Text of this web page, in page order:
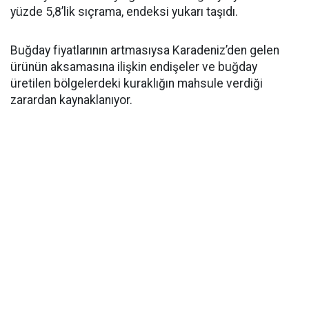
yüzde 5,8’lik sıçrama, endeksi yukarı taşıdı.
Buğday fiyatlarının artmasıysa Karadeniz’den gelen
ürünün aksamasına ilişkin endişeler ve buğday
üretilen bölgelerdeki kuraklığın mahsule verdiği
zarardan kaynaklanıyor.